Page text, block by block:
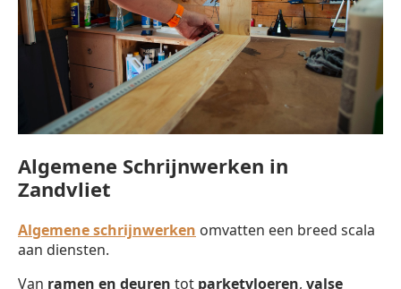
Algemene Schrijnwerken in
Zandvliet
Algemene schrijnwerken omvatten een breed scala
aan diensten.
Van ramen en deuren tot parketvloeren, valse